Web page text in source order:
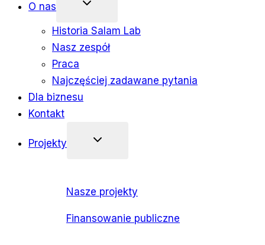
O nas
Historia Salam Lab
Nasz zespół
Praca
Najczęściej zadawane pytania
Dla biznesu
Kontakt
Projekty
Nasze projekty
Finansowanie publiczne